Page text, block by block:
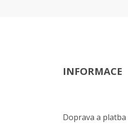
INFORMACE
Doprava a platba